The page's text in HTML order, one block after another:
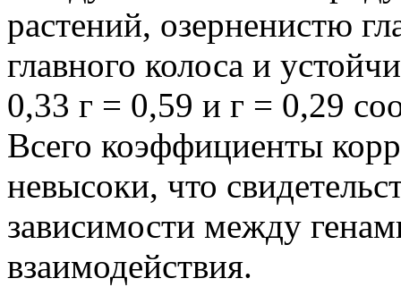
растений, озерненистю
главного колоса и
0,33 г = 0,59 и г = 0,29
Всего коэффициенты
невысоки, что
зависимости между
взаимодействия.